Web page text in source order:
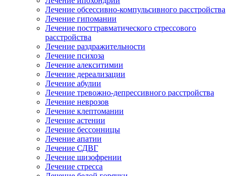
Лечение обсессивно-компульсивного расстройства
Лечение гипомании
Лечение посттравматического стрессового
расстройства
Лечение раздражительности
Лечение психоза
Лечение алекситимии
Лечение дереализации
Лечение абулии
Лечение тревожно-депрессивного расстройства
Лечение неврозов
Лечение клептомании
Лечение астении
Лечение бессонницы
Лечение апатии
Лечение СДВГ
Лечение шизофрении
Лечение стресса